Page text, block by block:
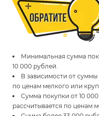
Минимальная сумма
10 000 рублей.
В зависимости от суммы
по ценам мелкого или
Сумма покупки от 10
рассчитывается по ценам